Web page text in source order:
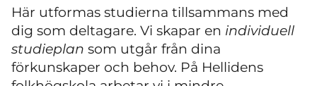
Här utformas studierna tillsammans med
dig som deltagare. Vi skapar en individuell
studieplan som utgår från dina
förkunskaper och behov. På Hellidens